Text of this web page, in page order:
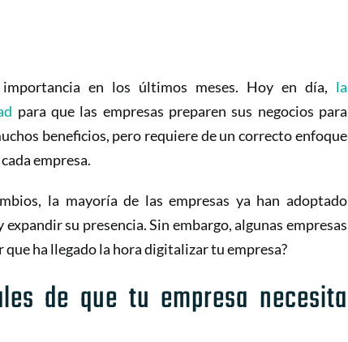
en los últimos meses. Hoy en día, la
para que las empresas preparen sus negocios para
beneficios, pero requiere de un correcto enfoque
empresa.
la mayoría de las empresas ya han adoptado
su presencia. Sin embargo, algunas empresas
que ha llegado la hora digitalizar tu empresa?
de que tu empresa necesita